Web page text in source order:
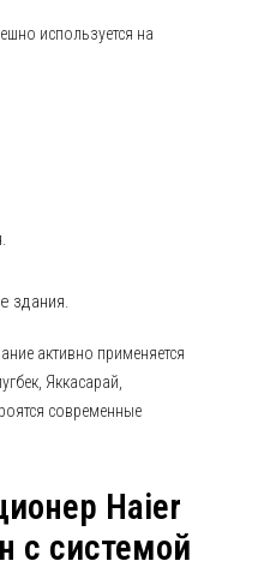
используется на
здания.
активно применяется
Яккасарай,
современные
Haier
с системой